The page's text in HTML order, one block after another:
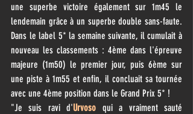
une superbe victoire également sur 1m45 le
lendemain grâce à un superbe double sans-faute.
Dans le label 5* la semaine suivante, il cumulait à
nouveau les classements : 4ème dans l'épreuve
majeure (1m50) le premier jour, puis 6ème sur
une piste à 1m55 et enfin, il concluait sa tournée
avec une 4ème position dans le Grand Prix 5* !
"Je suis ravi d'Urvoso qui a vraiment sauté